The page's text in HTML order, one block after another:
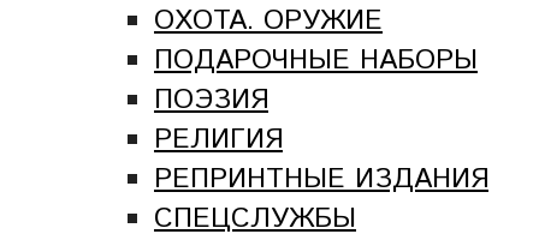
ОХОТА. ОРУЖИЕ
ПОДАРОЧНЫЕ НАБОРЫ
ПОЭЗИЯ
РЕЛИГИЯ
РЕПРИНТНЫЕ ИЗДАНИЯ
СПЕЦСЛУЖБЫ